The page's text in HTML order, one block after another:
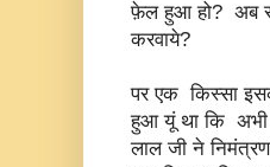
फ़ेल हुआ हो? अब
करवाये?
पर एक किस्सा
हुआ यूं था कि
लाल जी ने